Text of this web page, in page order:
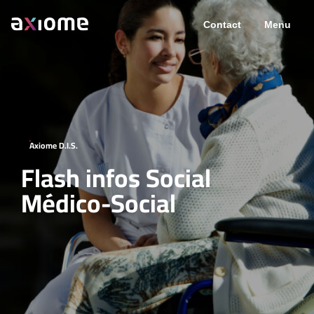
Contact Menu
Axiome D.I.S.
Flash infos Social
Médico-Social